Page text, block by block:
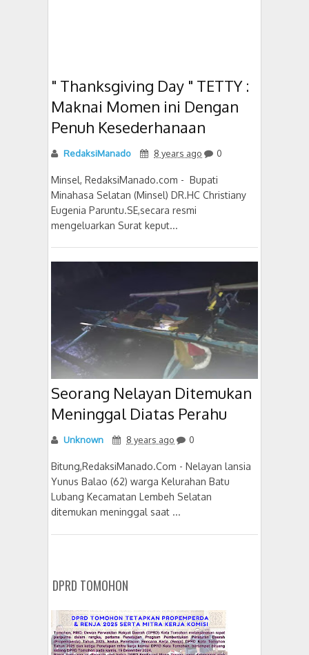
" Thanksgiving Day " TETTY :
Maknai Momen ini Dengan
Penuh Kesederhanaan
RedaksiManado 8 years ago 0
Minsel, RedaksiManado.com - Bupati
Minahasa Selatan (Minsel) DR.HC Christiany
Eugenia Paruntu.SE,secara resmi
mengeluarkan Surat keput...
Seorang Nelayan Ditemukan
Meninggal Diatas Perahu
Unknown 8 years ago 0
Bitung,RedaksiManado.Com - Nelayan lansia
Yunus Balao (62) warga Kelurahan Batu
Lubang Kecamatan Lembeh Selatan
ditemukan meninggal saat ...
DPRD TOMOHON